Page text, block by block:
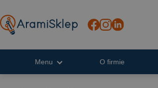
Menu O firmie